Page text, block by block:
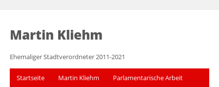
Martin Kliehm
Ehemaliger Stadtverordneter 2011-2021
Startseite Martin Kliehm Parlamentarische Arbeit